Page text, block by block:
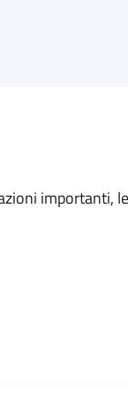
importanti,